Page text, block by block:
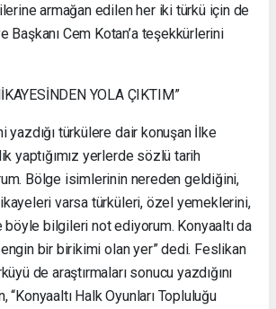
armağan edilen her iki türkü için de
Başkanı Cem Kotan’a teşekkürlerini
YOLA ÇIKTIM”
türkülere dair konuşan İlke
yaptığımız yerlerde sözlü tarih
Bölge isimlerinin nereden geldiğini,
varsa türküleri, özel yemeklerini,
böyle bilgileri not ediyorum. Konyaaltı da
bir birikimi olan yer” dedi. Feslikan
de araştırmaları sonucu yazdığını
“Konyaaltı Halk Oyunları Topluluğu